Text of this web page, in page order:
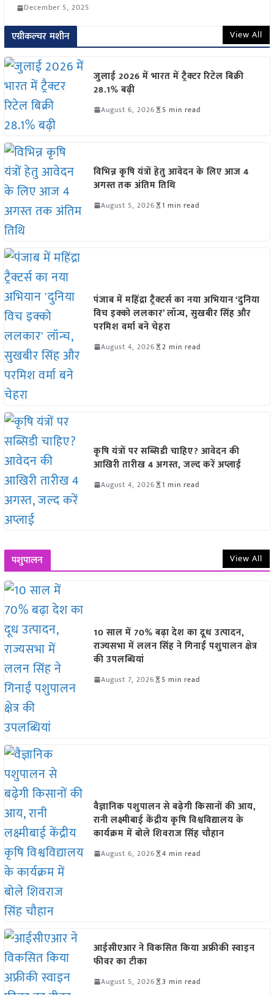
December 5, 2025
एग्रीकल्चर मशीन View All
जुलाई 2026 में भारत में ट्रैक्टर रिटेल बिक्री
28.1% बढ़ी
August 6, 2026 5 min read
विभिन्न कृषि यंत्रों हेतु आवेदन के लिए आज 4
अगस्त तक अंतिम तिथि
August 5, 2026 1 min read
पंजाब में महिंद्रा ट्रैक्टर्स का नया अभियान ‘दुनिया
विच इक्को ललकार’ लॉन्च, सुखबीर सिंह और
परमिश वर्मा बने चेहरा
August 4, 2026 2 min read
कृषि यंत्रों पर सब्सिडी चाहिए? आवेदन की
आखिरी तारीख 4 अगस्त, जल्द करें अप्लाई
August 4, 2026 1 min read
पशुपालन View All
10 साल में 70% बढ़ा देश का दूध उत्पादन,
राज्यसभा में ललन सिंह ने गिनाईं पशुपालन क्षेत्र
की उपलब्धियां
August 7, 2026 5 min read
वैज्ञानिक पशुपालन से बढ़ेगी किसानों की आय,
रानी लक्ष्मीबाई केंद्रीय कृषि विश्वविद्यालय के
कार्यक्रम में बोले शिवराज सिंह चौहान
August 6, 2026 4 min read
आईसीएआर ने विकसित किया अफ्रीकी स्वाइन
फीवर का टीका
August 5, 2026 3 min read